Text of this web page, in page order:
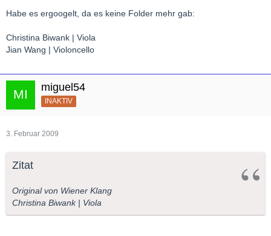
Habe es ergoogelt, da es keine Folder mehr gab:
Christina Biwank | Viola
Jian Wang | Violoncello
miguel54
INAKTIV
3. Februar 2009
Zitat
Original von Wiener Klang
Christina Biwank | Viola